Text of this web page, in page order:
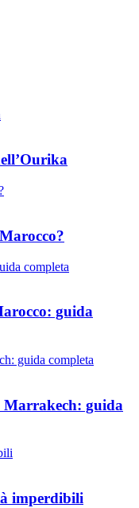
completa
guida
guida completa
Marrakech: guida
imperdibili